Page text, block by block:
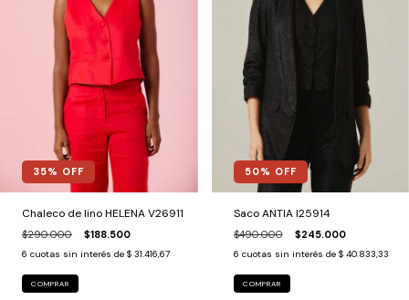
35% OFF
Chaleco de lino HELENA V26911
$290.000 $188.500
6 cuotas sin interés de $ 31.416,67
COMPRAR
50% OFF
Saco ANTIA I25914
$490.000 $245.000
6 cuotas sin interés de $ 40.833,33
COMPRAR